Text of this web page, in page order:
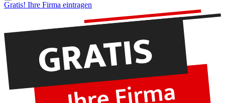
Gratis! Ihre Firma eintragen